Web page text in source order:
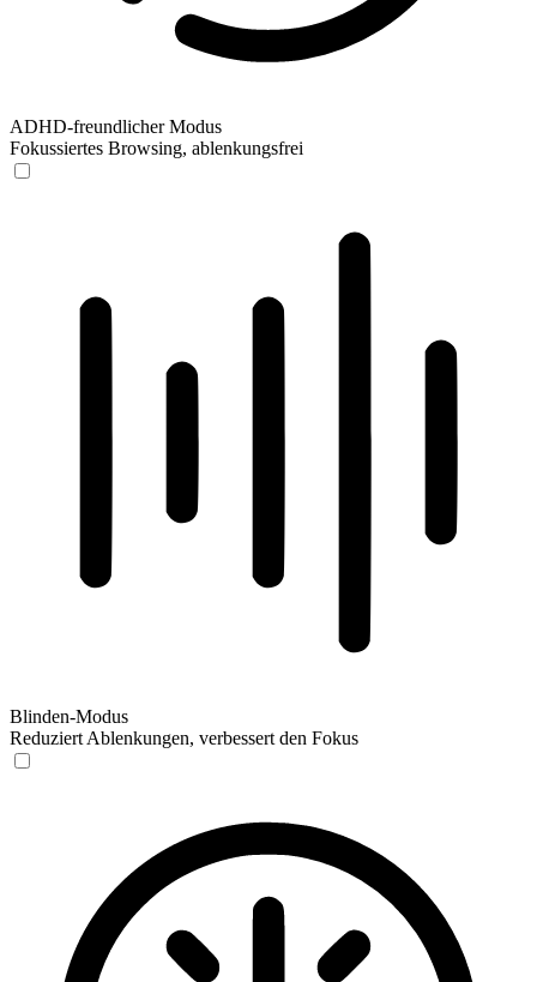
ADHD-freundlicher Modus
Fokussiertes Browsing, ablenkungsfrei
Blinden-Modus
Reduziert Ablenkungen, verbessert den Fokus